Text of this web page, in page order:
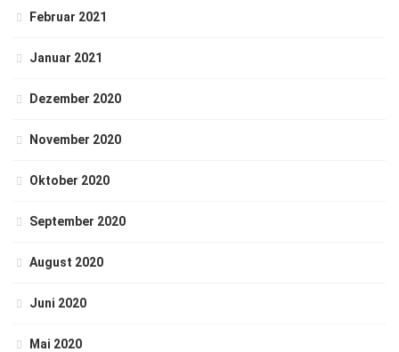
Februar 2021
Januar 2021
Dezember 2020
November 2020
Oktober 2020
September 2020
August 2020
Juni 2020
Mai 2020